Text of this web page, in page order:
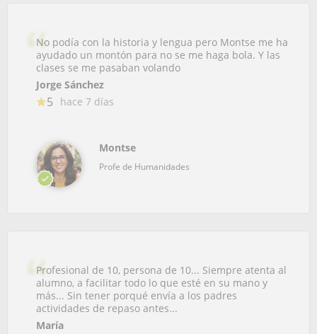
No podía con la historia y lengua pero Montse me ha
ayudado un montón para no se me haga bola. Y las
clases se me pasaban volando
Jorge Sánchez
5 hace 7 días
Montse
Profe de Humanidades
Profesional de 10, persona de 10... Siempre atenta al
alumno, a facilitar todo lo que esté en su mano y
más... Sin tener porqué envía a los padres
actividades de repaso antes...
María